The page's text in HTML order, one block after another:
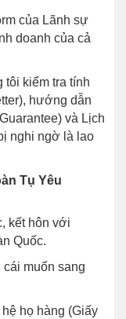
của Lãnh sự
doanh của cả
tôi kiểm tra tính
hướng dẫn
và Lịch
nghi ngờ là lao
Tụ Yêu
kết hôn với
Quốc.
cái muốn sang
họ hàng (Giấy